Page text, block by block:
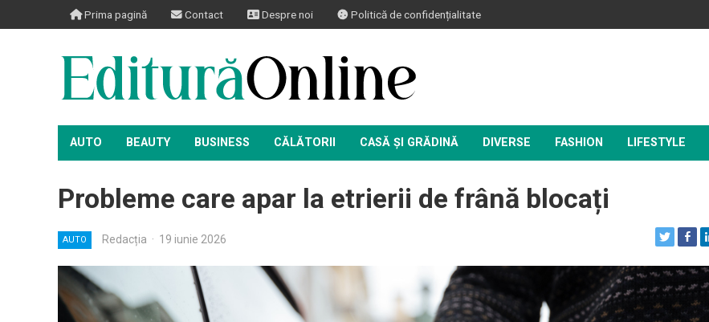
Prima pagină Contact Despre noi Politică de confidențialitate
AUTO BEAUTY BUSINESS CĂLĂTORII CASĂ ȘI GRĂDINĂ DIVERSE FASHION LIFESTYLE
Probleme care apar la etrierii de frână blocați
AUTO Redacția · 19 iunie 2026